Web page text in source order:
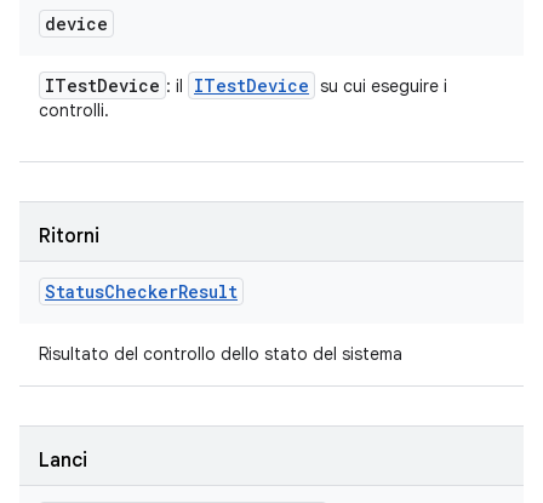
device
ITestDevice : il ITestDevice su cui eseguire i
controlli.
Ritorni
StatusCheckerResult
Risultato del controllo dello stato del sistema
Lanci